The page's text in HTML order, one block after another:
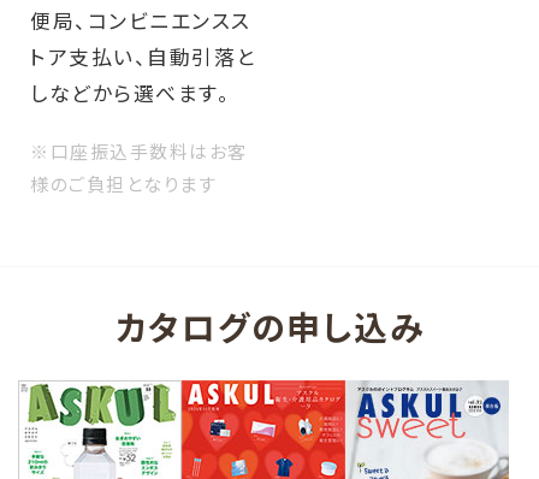
便局、コンビニエンスス
トア支払い、自動引落と
しなどから選べます。
※口座振込手数料はお客
様のご負担となります
カタログの申し込み